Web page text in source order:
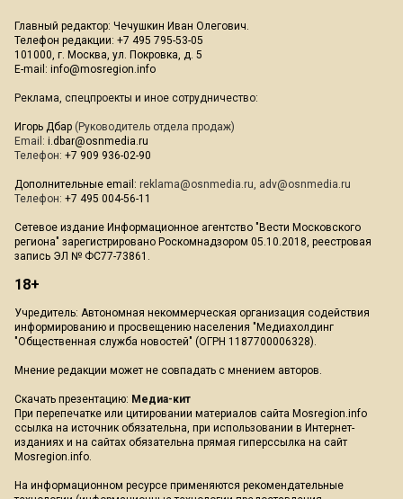
Главный редактор: Чечушкин Иван Олегович.
Телефон редакции: +7 495 795-53-05
101000, г. Москва, ул. Покровка, д. 5
E-mail: info@mosregion.info
Реклама, спецпроекты и иное сотрудничество:
Игорь Дбар (Руководитель отдела продаж)
Email: i.dbar@osnmedia.ru
Телефон: +7 909 936-02-90
Дополнительные email: reklama@osnmedia.ru, adv@osnmedia.ru
Телефон: +7 495 004-56-11
Сетевое издание Информационное агентство "Вести Московского
региона" зарегистрировано Роскомнадзором 05.10.2018, реестровая
запись ЭЛ № ФС77-73861.
18+
Учредитель: Автономная некоммерческая организация содействия
информированию и просвещению населения "Медиахолдинг
"Общественная служба новостей" (ОГРН 1187700006328).
Мнение редакции может не совпадать с мнением авторов.
Скачать презентацию: Медиа-кит
При перепечатке или цитировании материалов сайта Mosregion.info
ссылка на источник обязательна, при использовании в Интернет-
изданиях и на сайтах обязательна прямая гиперссылка на сайт
Mosregion.info.
На информационном ресурсе применяются рекомендательные